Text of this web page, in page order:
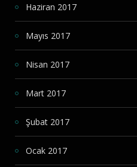
Haziran 2017
Mayıs 2017
Nisan 2017
Mart 2017
Şubat 2017
Ocak 2017